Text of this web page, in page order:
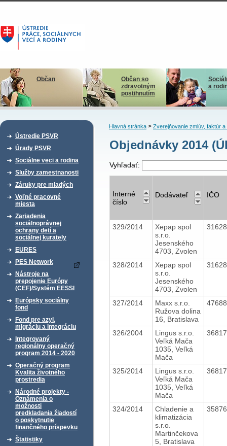
Občan
Občan so
zdravotným
postihnutím
a
Ústredie PSVR
Úrady PSVR
Sociálne veci a rodina
Služby zamestnanosti
Záruky pre mladých
Voľné pracovné
miesta
Zariadenia
sociálnoprávnej
ochrany detí a
sociálnej kurately
EURES
PES Network
Nástroje na
prepojenie Európy
(CEF)/Systém EESSI
Európsky sociálny
fond
Fond pre azyl,
migráciu a integráciu
Integrovaný
regionálny operačný
program 2014 - 2020
Operačný program
Kvalita životného
prostredia
Národné projekty -
Oznámenia o
možnosti
predkladania žiadostí
o poskytnutie
finančného príspevku
Štatistiky
Hlavná stránka> Zverejňovanie zmlúv, faktúr a
Objednávky 2014
Vyhľadať:
Interné
číslo
Dodávateľ IČO
329/2014
Xepap spol
s.r.o.
Jesenského
4703, Zvolen
328/2014
Xepap spol
s.r.o.
Jesenského
4703, Zvolen
327/2014
Maxx s.r.o.
Ružova dolina
16, Bratislava
326/2004
Lingus s.r.o.
Veľká Mača
1035, Veľká
Mača
325/2014
Lingus s.r.o.
Veľká Mača
1035, Veľká
Mača
324/2014
Chladenie a
klimatizácia
s.r.o.
Martinčekova
5, Bratislava